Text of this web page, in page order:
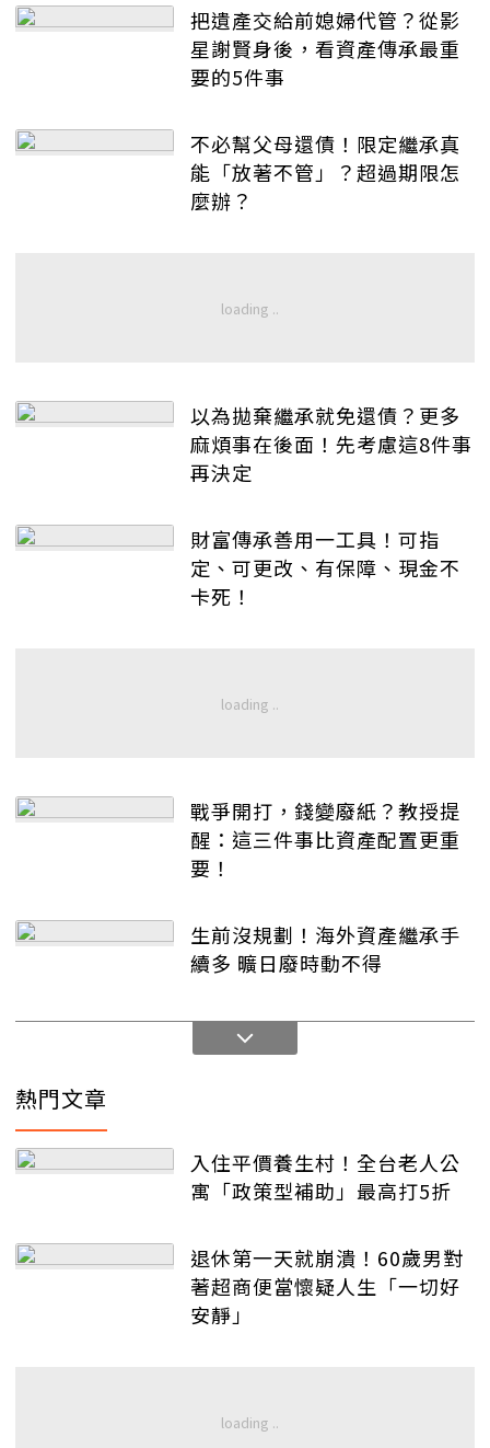
把遺產交給前媳婦代管？從影
星謝賢身後，看資產傳承最重
要的5件事
不必幫父母還債！限定繼承真
能「放著不管」？超過期限怎
麼辦？
以為拋棄繼承就免還債？更多
麻煩事在後面！先考慮這8件事
再決定
財富傳承善用一工具！可指
定、可更改、有保障、現金不
卡死！
戰爭開打，錢變廢紙？教授提
醒：這三件事比資產配置更重
要！
生前沒規劃！海外資產繼承手
續多 曠日廢時動不得
熱門文章
入住平價養生村！全台老人公
寓「政策型補助」最高打5折
退休第一天就崩潰！60歲男對
著超商便當懷疑人生「一切好
安靜」